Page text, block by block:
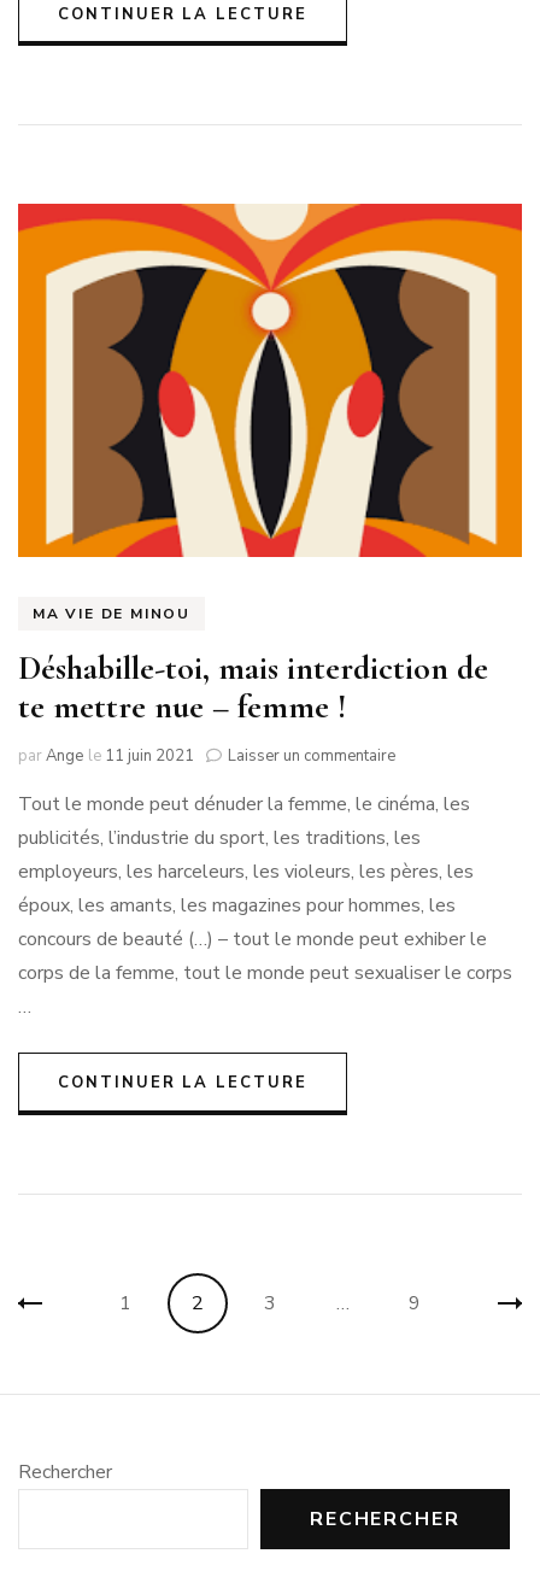
CONTINUER LA LECTURE
MA VIE DE MINOU
Déshabille-toi, mais interdiction de
te mettre nue – femme !
parAnge le 11 juin 2021 Laisser un commentairesur
toi,
mais
interdiction
de
te
nue
–
Tout le monde peut dénuder la femme, le cinéma, les
publicités, l’industrie du sport, les traditions, les
employeurs, les harceleurs, les violeurs, les pères, les
époux, les amants, les magazines pour hommes, les
concours de beauté (…) – tout le monde peut exhiber le
corps de la femme, tout le monde peut sexualiser le corps
…
CONTINUER LA LECTURE
Pagination
des
Page
1 Page
2 Page
3 … Page
9
Rechercher
RECHERCHER